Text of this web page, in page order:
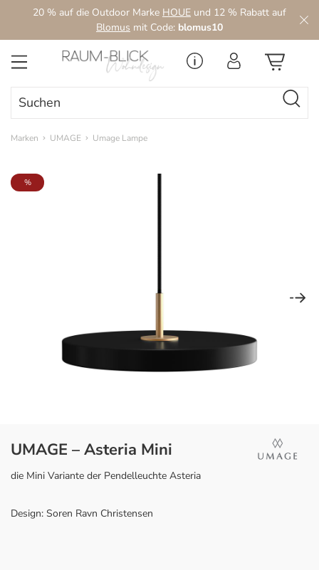
Zum Hauptinhalt springen
20 % auf die Outdoor Marke HOUE und 12 % Rabatt auf
Blomus mit Code: blomus10
Marken UMAGE Umage Lampe
Bildergalerie überspringen
%
UMAGE – Asteria Mini
die Mini Variante der Pendelleuchte Asteria
Design: Soren Ravn Christensen